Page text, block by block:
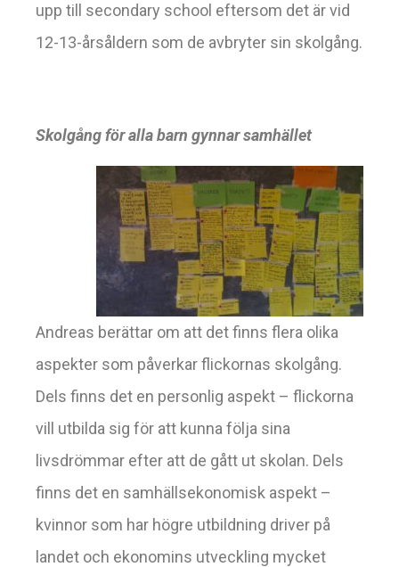
upp till secondary school eftersom det är vid
12-13-årsåldern som de avbryter sin skolgång.
Skolgång för alla barn gynnar samhället
Andreas berättar om att det finns flera olika
aspekter som påverkar flickornas skolgång.
Dels finns det en personlig aspekt – flickorna
vill utbilda sig för att kunna följa sina
livsdrömmar efter att de gått ut skolan. Dels
finns det en samhällsekonomisk aspekt –
kvinnor som har högre utbildning driver på
landet och ekonomins utveckling mycket